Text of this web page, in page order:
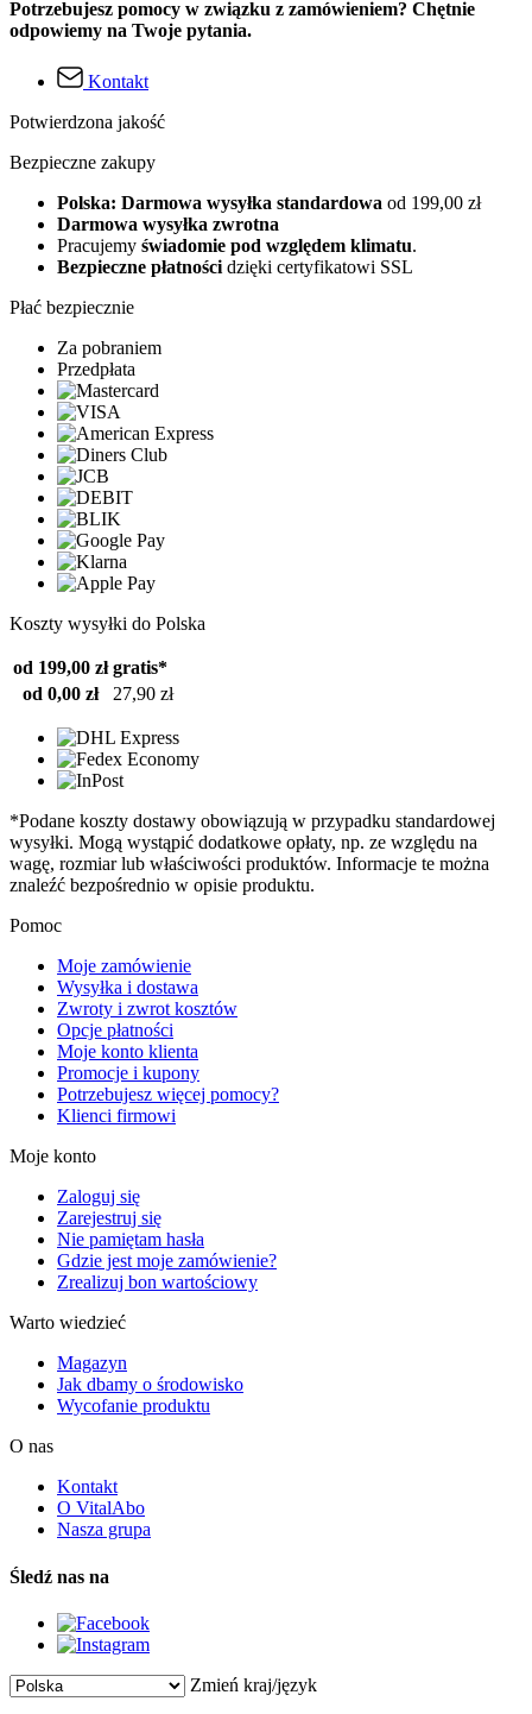
Potrzebujesz pomocy w związku z zamówieniem? Chętnie
odpowiemy na Twoje pytania.
Kontakt
Potwierdzona jakość
Bezpieczne zakupy
Polska: Darmowa wysyłka standardowa od 199,00 zł
Darmowa wysyłka zwrotna
Pracujemy świadomie pod względem klimatu.
Bezpieczne płatności dzięki certyfikatowi SSL
Płać bezpiecznie
Za pobraniem
Przedpłata
Koszty wysyłki do Polska
od 199,00 zł gratis*
od 0,00 zł
27,90 zł
*Podane koszty dostawy obowiązują w przypadku standardowej
wysyłki. Mogą wystąpić dodatkowe opłaty, np. ze względu na
wagę, rozmiar lub właściwości produktów. Informacje te można
znaleźć bezpośrednio w opisie produktu.
Pomoc
Moje zamówienie
Wysyłka i dostawa
Zwroty i zwrot kosztów
Opcje płatności
Moje konto klienta
Promocje i kupony
Potrzebujesz więcej pomocy?
Klienci firmowi
Moje konto
Zaloguj się
Zarejestruj się
Nie pamiętam hasła
Gdzie jest moje zamówienie?
Zrealizuj bon wartościowy
Warto wiedzieć
Magazyn
Jak dbamy o środowisko
Wycofanie produktu
O nas
Kontakt
O VitalAbo
Nasza grupa
Śledź nas na
Zmień kraj/język